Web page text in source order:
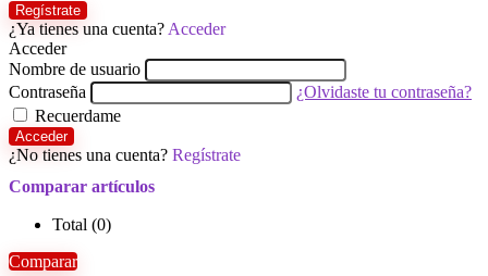
Regístrate
¿Ya tienes una cuenta? Acceder
Acceder
Nombre de usuario
Contraseña
¿Olvidaste tu contraseña?
Recuerdame
Acceder
¿No tienes una cuenta? Regístrate
Comparar artículos
Total (0)
Comparar